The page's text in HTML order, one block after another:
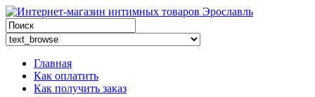
Главная
Как оплатить
Как получить заказ